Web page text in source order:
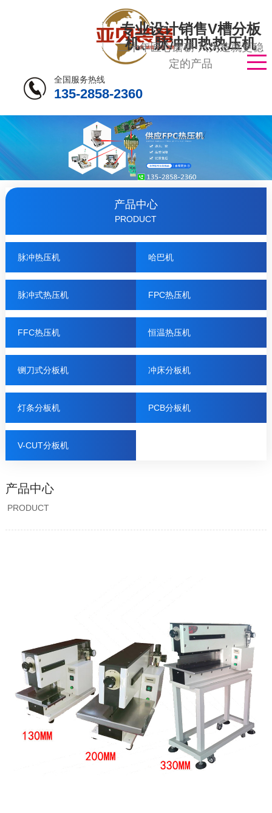
专业设计销售V槽分板
机、脉冲加热热压机
二十年匠心磨砺·只为造就更稳
定的产品
全国服务热线
135-2858-2360
产品中心
PRODUCT
脉冲热压机 哈巴机
脉冲式热压机 FPC热压机
FFC热压机 恒温热压机
铡刀式分板机 冲床分板机
灯条分板机 PCB分板机
V-CUT分板机
产品中心
PRODUCT